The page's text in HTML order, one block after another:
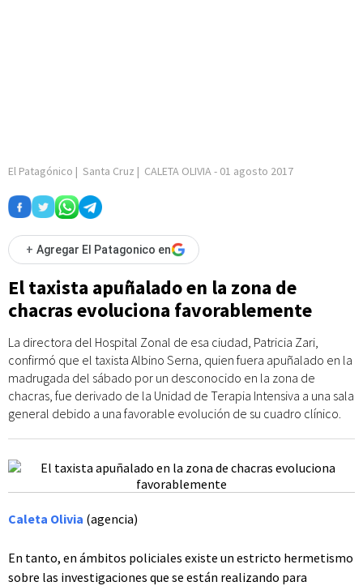
El Patagónico | Santa Cruz | CALETA OLIVIA- 01 agosto 2017
+ Agregar El Patagonico en
El taxista apuñalado en la zona de
chacras evoluciona favorablemente
La directora del Hospital Zonal de esa ciudad, Patricia Zari,
confirmó que el taxista Albino Serna, quien fuera apuñalado en la
madrugada del sábado por un desconocido en la zona de
chacras, fue derivado de la Unidad de Terapia Intensiva a una sala
general debido a una favorable evolución de su cuadro clínico.
Caleta Olivia (agencia)
En tanto, en ámbitos policiales existe un estricto hermetismo
sobre las investigaciones que se están realizando para